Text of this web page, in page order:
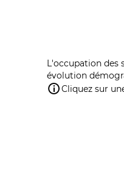
L'occupation des
évolution
Cliquez sur